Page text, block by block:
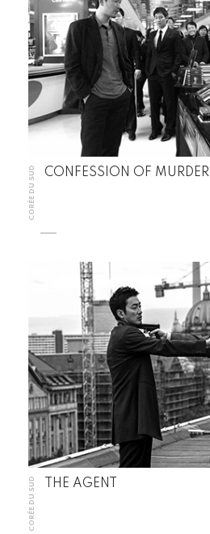
CORÉE DU SUD CONFESSION OF MURDER
CORÉE DU SUD THE AGENT